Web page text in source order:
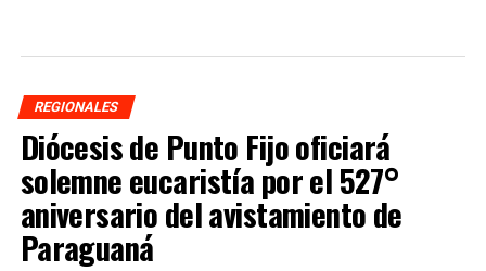
REGIONALES
Diócesis de Punto Fijo oficiará
solemne eucaristía por el 527°
aniversario del avistamiento de
Paraguaná